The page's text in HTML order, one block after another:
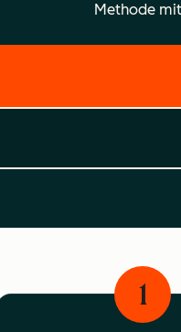
Methode
1